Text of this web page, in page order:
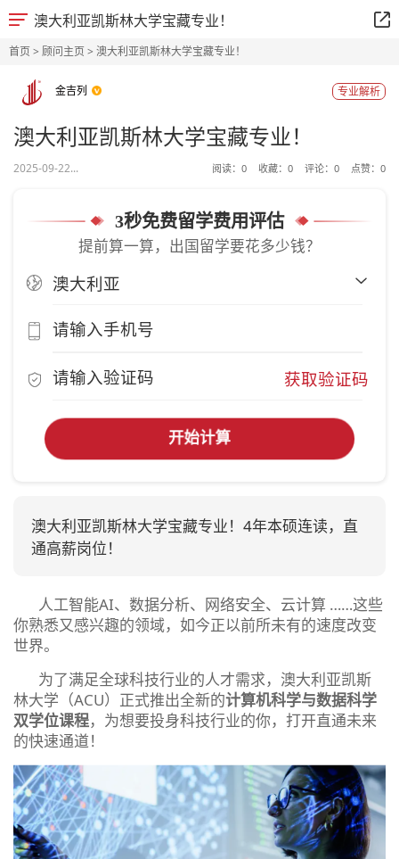
澳大利亚凯斯林大学宝藏专业！
首页> 顾问主页> 澳大利亚凯斯林大学宝藏专业！
金吉列 专业解析
澳大利亚凯斯林大学宝藏专业！
2025-09-22... 阅读： 0 收藏： 0 评论： 0 点赞： 0
3秒免费留学费用评估
提前算一算，出国留学要花多少钱？
获取验证码
开始计算
澳大利亚凯斯林大学宝藏专业！4年本硕连读，直
通高薪岗位！
人工智能AI、数据分析、网络安全、云计算 ……这些
你熟悉又感兴趣的领域，如今正以前所未有的速度改变
世界。
为了满足全球科技行业的人才需求，澳大利亚凯斯
林大学（ACU）正式推出全新的计算机科学与数据科学
双学位课程，为想要投身科技行业的你，打开直通未来
的快速通道！